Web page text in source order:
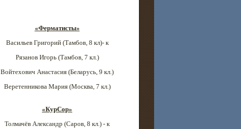
«Ферматисты»
Васильев Григорий (Тамбов, 8 кл)- к
Рязанов Игорь (Тамбов, 7 кл.)
Войтехович Анастасия (Беларусь, 9 кл.)
Веретенникова Мария (Москва, 7 кл.)
«КурСор»
Толмачёв Александр (Саров, 8 кл.) - к